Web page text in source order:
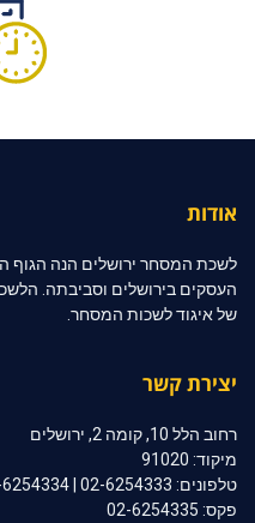
אודות
לשכת המסחר ירושלים הנה הגוף
העסקים בירושלים וסביבתה.
של איגוד לשכות המסחר.
יצירת קשר
רחוב הלל 10, קומה 2, ירושלים
מיקוד: 91020
טלפונים: 02-6254333 | 02-6254334
פקס: 02-6254335